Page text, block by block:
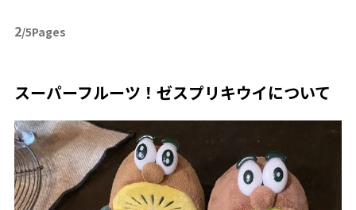
2/5Pages
スーパーフルーツ！ゼスプリキウイについて